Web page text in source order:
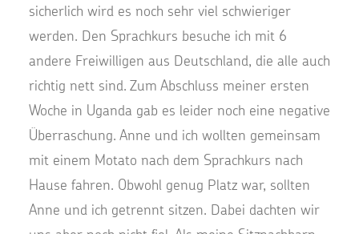
sicherlich wird es noch sehr viel schwieriger
werden. Den Sprachkurs besuche ich mit 6
andere Freiwilligen aus Deutschland, die alle auch
richtig nett sind. Zum Abschluss meiner ersten
Woche in Uganda gab es leider noch eine negative
Überraschung. Anne und ich wollten gemeinsam
mit einem Motato nach dem Sprachkurs nach
Hause fahren. Obwohl genug Platz war, sollten
Anne und ich getrennt sitzen. Dabei dachten wir